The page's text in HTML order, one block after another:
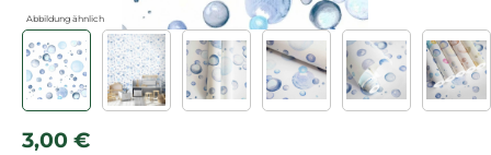
Abbildung ähnlich
Regulärer Preis:
3,00 €